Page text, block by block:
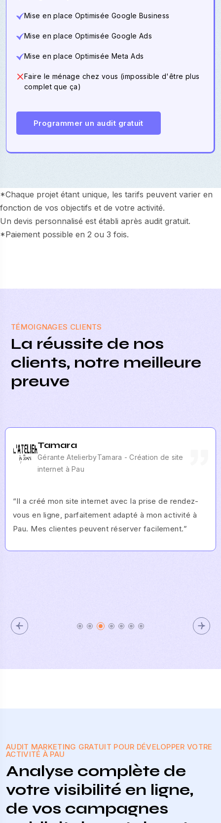
Mise en place Optimisée Google Business
Mise en place Optimisée Google Ads
Mise en place Optimisée Meta Ads
Faire le ménage chez vous (impossible d'être plus
complet que ça)
Programmer un audit gratuit
*Chaque projet étant unique, les tarifs peuvent varier en
fonction de vos objectifs et de votre activité.
Un devis personnalisé est établi après audit gratuit.
*Paiement possible en 2 ou 3 fois.
TÉMOIGNAGES CLIENTS
La réussite de nos
clients, notre meilleure
preuve
Tamara
Gérante AtelierbyTamara - Création de site
internet à Pau
“Il a créé mon site internet avec la prise de rendez-
vous en ligne, parfaitement adapté à mon activité à
Pau. Mes clientes peuvent réserver facilement.”
AUDIT MARKETING GRATUIT POUR DÉVELOPPER VOTRE
ACTIVITÉ À PAU
Analyse complète de
votre visibilité en ligne,
de vos campagnes